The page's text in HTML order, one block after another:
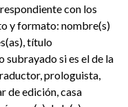
con los
y formato: nombre(s)
título
si es el de la
prologuista,
de edición, casa